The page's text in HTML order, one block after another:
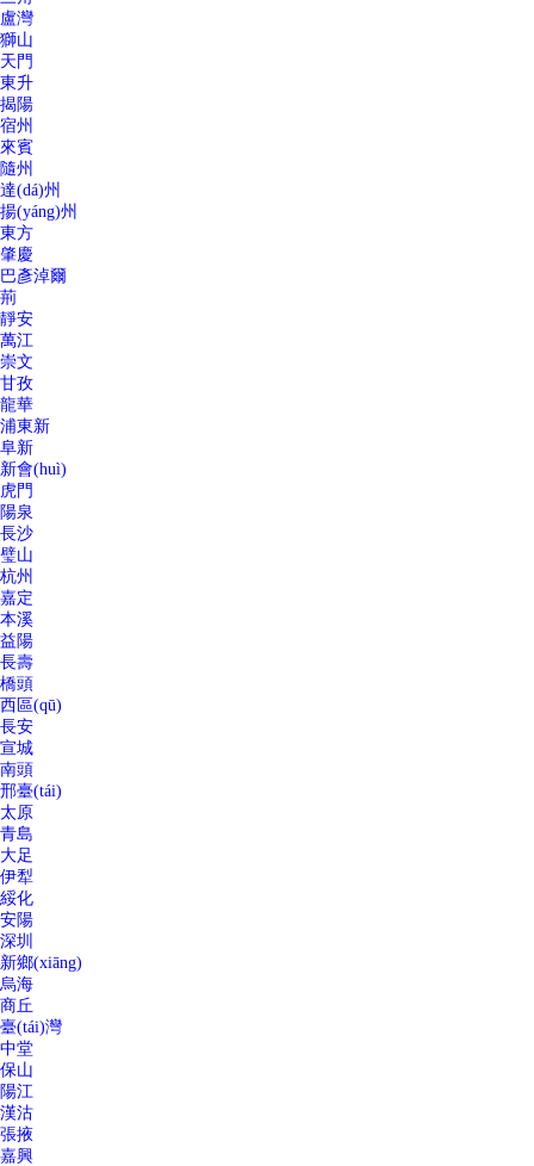
盧灣
獅山
天門
東升
揭陽
宿州
來賓
隨州
達(dá)州
揚(yáng)州
東方
肇慶
巴彥淖爾
荊
靜安
萬江
崇文
甘孜
龍華
浦東新
阜新
新會(huì)
虎門
陽泉
長沙
璧山
杭州
嘉定
本溪
益陽
長壽
橋頭
西區(qū)
長安
宣城
南頭
邢臺(tái)
太原
青島
大足
伊犁
綏化
安陽
深圳
新鄉(xiāng)
烏海
商丘
臺(tái)灣
中堂
保山
陽江
漢沽
張掖
嘉興